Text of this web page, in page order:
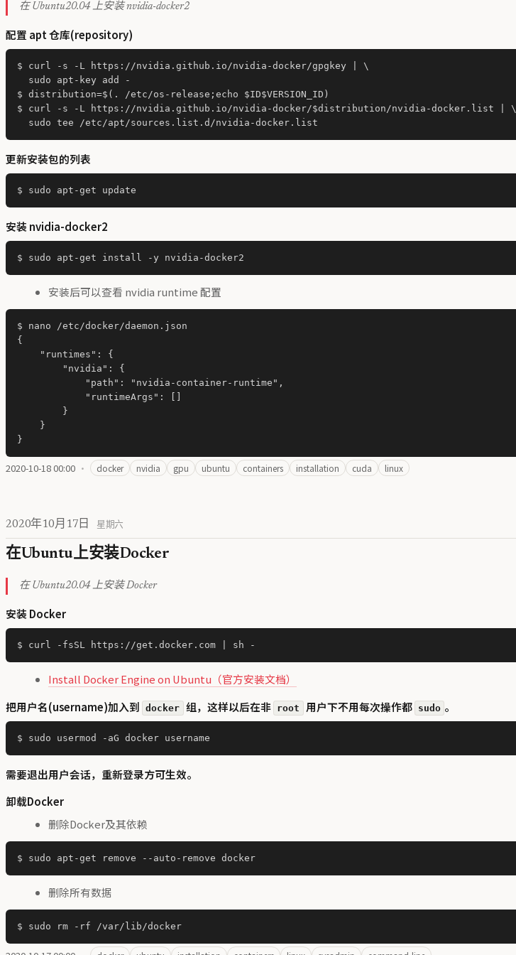
在 Ubuntu20.04 上安装 nvidia-docker2
配置 apt 仓库(repository)
$ curl -s -L https://nvidia.github.io/nvidia-docker/gpgkey | \
  sudo apt-key add -
$ distribution=$(. /etc/os-release;echo $ID$VERSION_ID)
$ curl -s -L https://nvidia.github.io/nvidia-docker/$distribution/nvidia-docker.list | \
更新安装包的列表
安装 nvidia-docker2
安装后可以查看 nvidia runtime 配置
$ nano /etc/docker/daemon.json
{
    "runtimes": {
        "nvidia": {
            "path": "nvidia-container-runtime",
            "runtimeArgs": []
        }
    }
2020-10-18 00:00 · docker nvidia gpu ubuntu containers installation cuda linux
2020年10月17日 星期六
在Ubuntu上安装Docker
在 Ubuntu20.04 上安装 Docker
安装 Docker
Install Docker Engine on Ubuntu（官方安装文档）
把用户名(username)加入到
docker 组，这样以后在非 root 用户下不用每次操作都 sudo 。
需要退出用户会话，重新登录方可生效。
卸载Docker
删除Docker及其依赖
删除所有数据